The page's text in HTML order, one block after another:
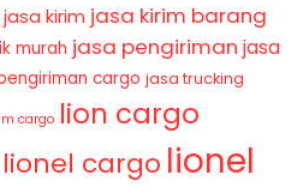
jasa kirim jasa kirim barang
murah jasa pengiriman jasa
cargo jasa trucking
cargo lion cargo
lionel cargo lionel